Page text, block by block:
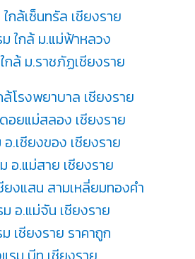
ใกล้เซ็นทรัล เชียงราย
ม ใกล้ ม.แม่ฟ้าหลวง
กล้ ม.ราชภัฏเชียงราย
ล้โรงพยาบาล เชียงราย
อยแม่สลอง เชียงราย
อ.เชียงของ เชียงราย
อ.แม่สาย เชียงราย
ยงแสน สามเหลี่ยมทองคำ
ม อ.แม่จัน เชียงราย
เชียงราย ราคาถูก